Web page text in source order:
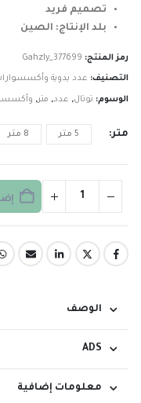
تصميم فريد
بلد الإنتاج: الصين
رمز المنتج: Gahzly_377699
التصنيف: عدد يدوية
الوسوم: توتال, عدد, متر,
متر 5 متر 8 متر
الوصف
ADS
معلومات إضافية